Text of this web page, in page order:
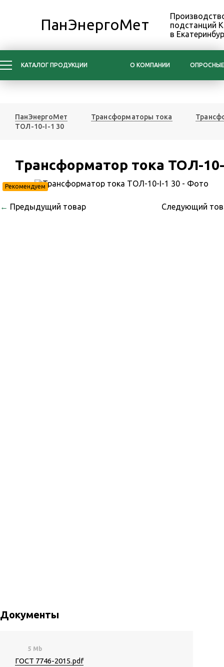
ПанЭнергоМет
подстанций
в
КАТАЛОГ ПРОДУКЦИИ О КОМПАНИИ
ПанЭнергоМет Трансформаторы тока
ТОЛ-10-I-1 30
Трансформатор тока ТОЛ-
Рекомендуем
← Предыдущий товар Следующий
Документы
5 Mb
ГОСТ 7746-2015.pdf